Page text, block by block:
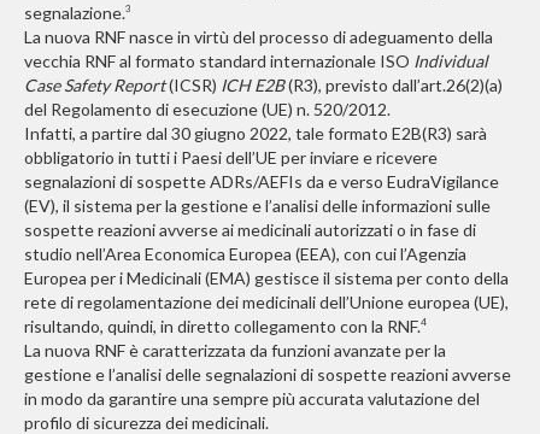
segnalazione.3
La nuova RNF nasce in virtù del processo di adeguamento della
vecchia RNF al formato standard internazionale ISO Individual
Case Safety Report(ICSR) ICH E2B(R3), previsto dall’art.26(2)(a)
del Regolamento di esecuzione (UE) n. 520/2012.
Infatti, a partire dal 30 giugno 2022, tale formato E2B(R3) sarà
obbligatorio in tutti i Paesi dell’UE per inviare e ricevere
segnalazioni di sospette ADRs/AEFIs da e verso EudraVigilance
(EV), il sistema per la gestione e l’analisi delle informazioni sulle
sospette reazioni avverse ai medicinali autorizzati o in fase di
studio nell’Area Economica Europea (EEA), con cui l’Agenzia
Europea per i Medicinali (EMA) gestisce il sistema per conto della
rete di regolamentazione dei medicinali dell’Unione europea (UE),
risultando, quindi, in diretto collegamento con la RNF.4
La nuova RNF è caratterizzata da funzioni avanzate per la
gestione e l’analisi delle segnalazioni di sospette reazioni avverse
in modo da garantire una sempre più accurata valutazione del
profilo di sicurezza dei medicinali.